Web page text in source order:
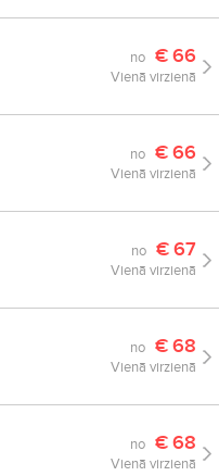
no €66
Vienā virzienā
no €66
Vienā virzienā
no €67
Vienā virzienā
no €68
Vienā virzienā
no €68
Vienā virzienā